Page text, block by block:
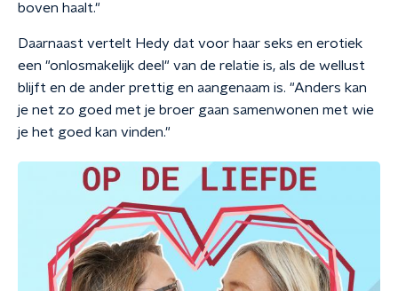
boven haalt."
Daarnaast vertelt Hedy dat voor haar seks en erotiek
een "onlosmakelijk deel" van de relatie is, als de wellust
blijft en de ander prettig en aangenaam is. "Anders kan
je net zo goed met je broer gaan samenwonen met wie
je het goed kan vinden."